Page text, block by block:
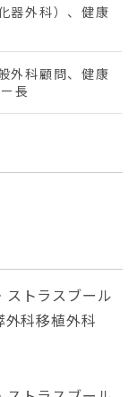
器外科）、健康
外科顧問、健康
長
トラスブール
外科移植外科